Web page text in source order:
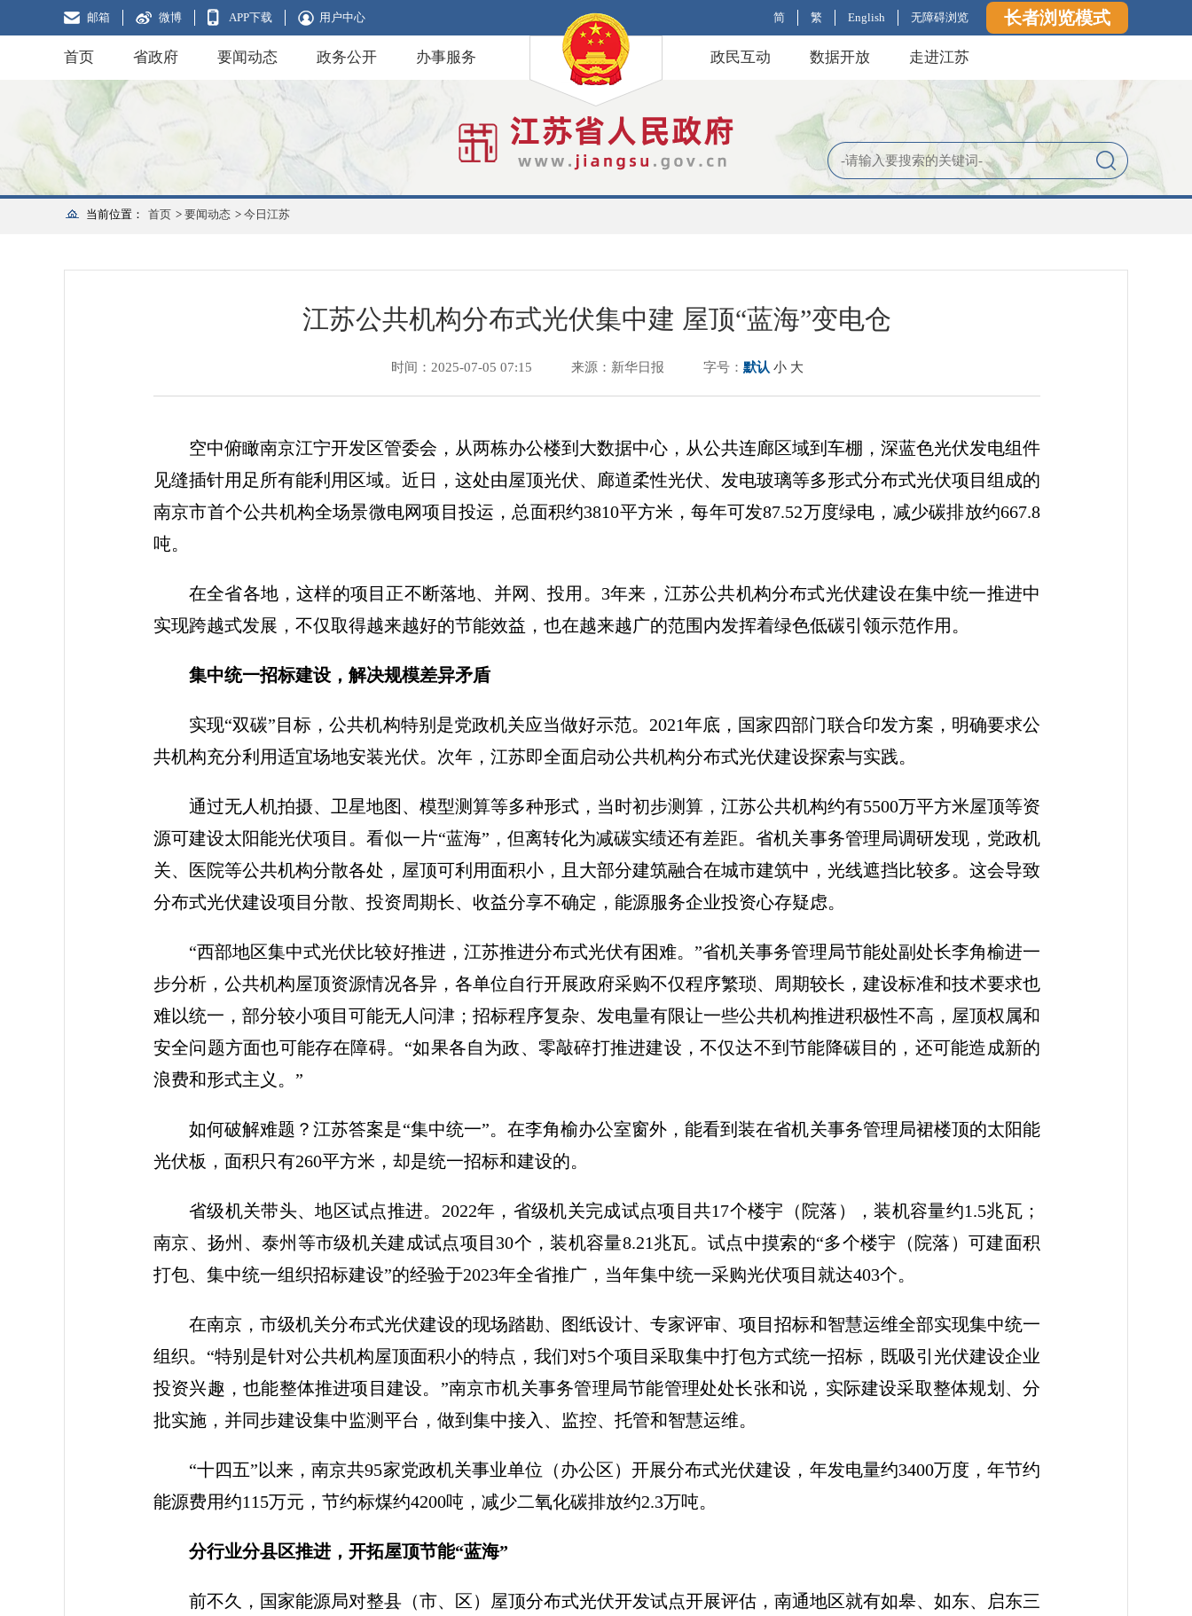
邮箱 微博 APP下载 用户中心 简 繁 English 无障碍浏览 长者浏览模式
首页 省政府 要闻动态 政务公开 办事服务 政民互动 数据开放 走进江苏
当前位置： 首页 > 要闻动态 > 今日江苏
江苏公共机构分布式光伏集中建 屋顶“蓝海”变电仓
时间：2025-07-05 07:15 来源：新华日报 字号： 默认 小 大
空中俯瞰南京江宁开发区管委会，从两栋办公楼到大数据中心，从公共连廊区域到车棚，深蓝色光伏发电组件
见缝插针用足所有能利用区域。近日，这处由屋顶光伏、廊道柔性光伏、发电玻璃等多形式分布式光伏项目组成的
南京市首个公共机构全场景微电网项目投运，总面积约3810平方米，每年可发87.52万度绿电，减少碳排放约667.8
吨。
在全省各地，这样的项目正不断落地、并网、投用。3年来，江苏公共机构分布式光伏建设在集中统一推进中
实现跨越式发展，不仅取得越来越好的节能效益，也在越来越广的范围内发挥着绿色低碳引领示范作用。
集中统一招标建设，解决规模差异矛盾
实现“双碳”目标，公共机构特别是党政机关应当做好示范。2021年底，国家四部门联合印发方案，明确要求公
共机构充分利用适宜场地安装光伏。次年，江苏即全面启动公共机构分布式光伏建设探索与实践。
通过无人机拍摄、卫星地图、模型测算等多种形式，当时初步测算，江苏公共机构约有5500万平方米屋顶等资
源可建设太阳能光伏项目。看似一片“蓝海”，但离转化为减碳实绩还有差距。省机关事务管理局调研发现，党政机
关、医院等公共机构分散各处，屋顶可利用面积小，且大部分建筑融合在城市建筑中，光线遮挡比较多。这会导致
分布式光伏建设项目分散、投资周期长、收益分享不确定，能源服务企业投资心存疑虑。
“西部地区集中式光伏比较好推进，江苏推进分布式光伏有困难。”省机关事务管理局节能处副处长李角榆进一
步分析，公共机构屋顶资源情况各异，各单位自行开展政府采购不仅程序繁琐、周期较长，建设标准和技术要求也
难以统一，部分较小项目可能无人问津；招标程序复杂、发电量有限让一些公共机构推进积极性不高，屋顶权属和
安全问题方面也可能存在障碍。“如果各自为政、零敲碎打推进建设，不仅达不到节能降碳目的，还可能造成新的
浪费和形式主义。”
如何破解难题？江苏答案是“集中统一”。在李角榆办公室窗外，能看到装在省机关事务管理局裙楼顶的太阳能
光伏板，面积只有260平方米，却是统一招标和建设的。
省级机关带头、地区试点推进。2022年，省级机关完成试点项目共17个楼宇（院落），装机容量约1.5兆瓦；
南京、扬州、泰州等市级机关建成试点项目30个，装机容量8.21兆瓦。试点中摸索的“多个楼宇（院落）可建面积
打包、集中统一组织招标建设”的经验于2023年全省推广，当年集中统一采购光伏项目就达403个。
在南京，市级机关分布式光伏建设的现场踏勘、图纸设计、专家评审、项目招标和智慧运维全部实现集中统一
组织。“特别是针对公共机构屋顶面积小的特点，我们对5个项目采取集中打包方式统一招标，既吸引光伏建设企业
投资兴趣，也能整体推进项目建设。”南京市机关事务管理局节能管理处处长张和说，实际建设采取整体规划、分
批实施，并同步建设集中监测平台，做到集中接入、监控、托管和智慧运维。
“十四五”以来，南京共95家党政机关事业单位（办公区）开展分布式光伏建设，年发电量约3400万度，年节约
能源费用约115万元，节约标煤约4200吨，减少二氧化碳排放约2.3万吨。
分行业分县区推进，开拓屋顶节能“蓝海”
前不久，国家能源局对整县（市、区）屋顶分布式光伏开发试点开展评估，南通地区就有如皋、如东、启东三